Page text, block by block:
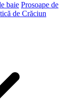
baie Prosoape de
de Crăciun